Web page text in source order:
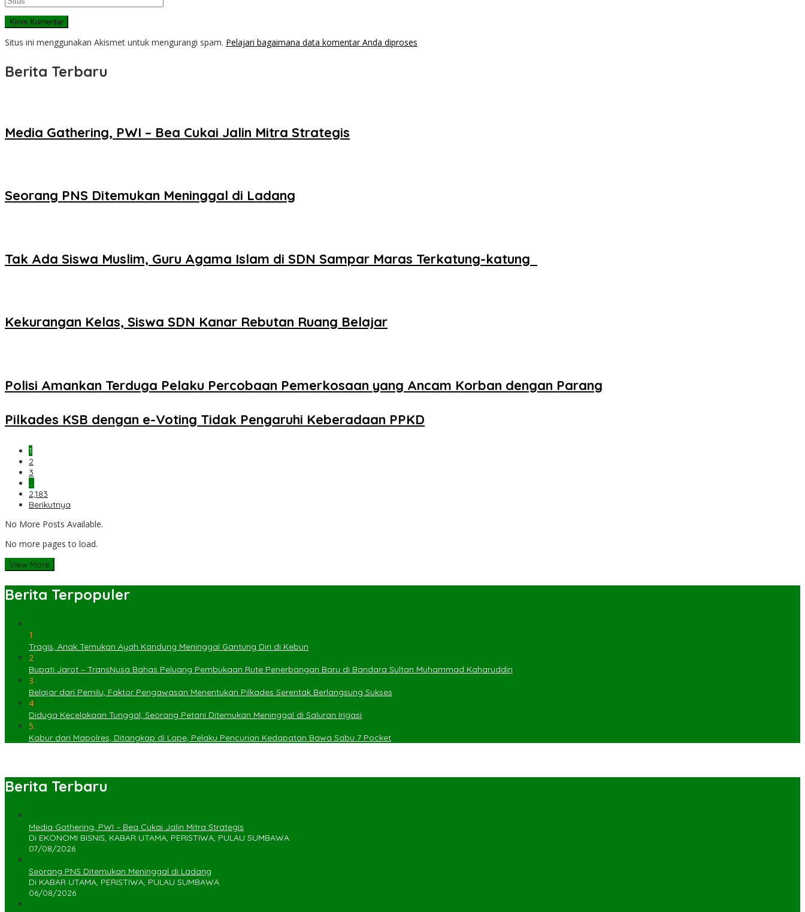
Situs ini menggunakan Akismet untuk mengurangi spam. Pelajari bagaimana data komentar Anda diproses
Berita Terbaru
Media Gathering, PWI – Bea Cukai Jalin Mitra Strategis
Seorang PNS Ditemukan Meninggal di Ladang
Tak Ada Siswa Muslim, Guru Agama Islam di SDN Sampar Maras Terkatung-katung ‎
Kekurangan Kelas, Siswa SDN Kanar Rebutan Ruang Belajar
Polisi Amankan Terduga Pelaku Percobaan Pemerkosaan yang Ancam Korban dengan Parang
Pilkades KSB dengan e-Voting Tidak Pengaruhi Keberadaan PPKD
1
2
3
…
2,183
Berikutnya
No More Posts Available.
No more pages to load.
View More
Berita Terpopuler
1
Tragis, Anak Temukan Ayah Kandung Meninggal Gantung Diri di Kebun
2
Bupati Jarot – TransNusa Bahas Peluang Pembukaan Rute Penerbangan Baru di Bandara Sultan Muhammad Kaharuddin
3
Belajar dari Pemilu, Faktor Pengawasan Menentukan Pilkades Serentak Berlangsung Sukses
4
Diduga Kecelakaan Tunggal, Seorang Petani Ditemukan Meninggal di Saluran Irigasi
5
Kabur dari Mapolres, Ditangkap di Lape, Pelaku Pencurian Kedapatan Bawa Sabu 7 Pocket
Berita Terbaru
Media Gathering, PWI – Bea Cukai Jalin Mitra Strategis
Di EKONOMI BISNIS, KABAR UTAMA, PERISTIWA, PULAU SUMBAWA
07/08/2026
Seorang PNS Ditemukan Meninggal di Ladang
Di KABAR UTAMA, PERISTIWA, PULAU SUMBAWA
06/08/2026